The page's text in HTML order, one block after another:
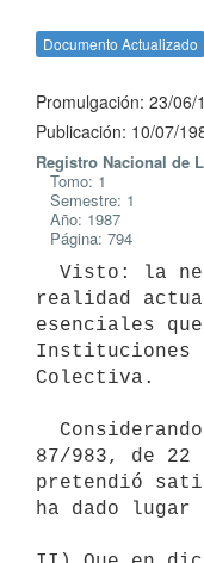
Documento Actualizado
Promulgación: 23/06/
Publicación: 10/07/
Registro Nacional de
Tomo: 1
Semestre: 1
Año: 1987
Página: 794
realidad
esenciales
Instituciones
Colectiva.
87/983, de 22
pretendió
ha dado lugar